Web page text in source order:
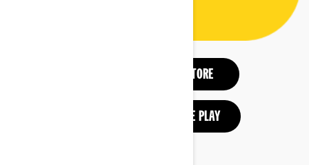
DESCARGAR EN APP STORE
DESCARGAR EN GOOGLE PLAY